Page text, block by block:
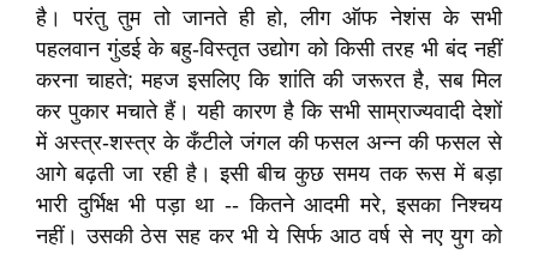
है। परंतु तुम तो जानते ही हो, लीग ऑफ नेशंस के सभी
पहलवान गुंडई के बहु-विस्तृत उद्योग को किसी तरह भी बंद नहीं
करना चाहते; महज इसलिए कि शांति की जरूरत है, सब मिल
कर पुकार मचाते हैं। यही कारण है कि सभी साम्राज्यवादी देशों
में अस्त्र-शस्त्र के कँटीले जंगल की फसल अन्न की फसल से
आगे बढ़ती जा रही है। इसी बीच कुछ समय तक रूस में बड़ा
भारी दुर्भिक्ष भी पड़ा था -- कितने आदमी मरे, इसका निश्चय
नहीं। उसकी ठेस सह कर भी ये सिर्फ आठ वर्ष से नए युग को